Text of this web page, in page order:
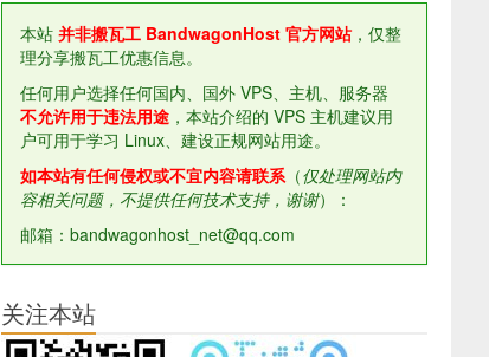
本站 并非搬瓦工 BandwagonHost 官方网站，仅整
理分享搬瓦工优惠信息。
任何用户选择任何国内、国外 VPS、主机、服务器
不允许用于违法用途 ，本站介绍的 VPS 主机建议用
户可用于学习 Linux、建设正规网站用途。
如本站有任何侵权或不宜内容请联系（仅处理网站内
容相关问题，不提供任何技术支持，谢谢）：
邮箱：bandwagonhost_net@qq.com
关注本站